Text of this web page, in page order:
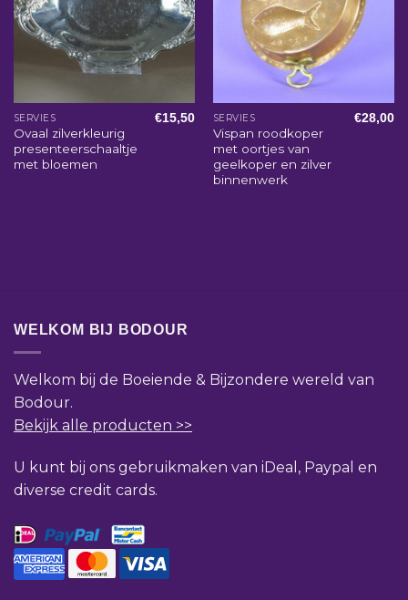
SERVIES
Ovaal zilverkleurig
presenteerschaaltje
met bloemen
€15,50 SERVIES
Vispan roodkoper
met oortjes van
geelkoper en zilver
binnenwerk
€28,00
WELKOM BIJ BODOUR
Welkom bij de Boeiende & Bijzondere wereld van
Bodour.
Bekijk alle producten >>
U kunt bij ons gebruikmaken van iDeal, Paypal en
diverse credit cards.